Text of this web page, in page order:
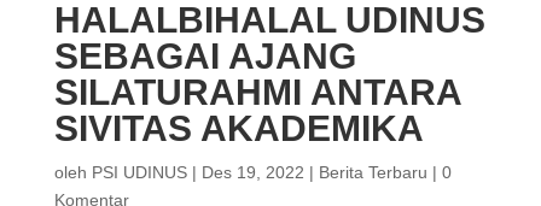
HALALBIHALAL UDINUS
SEBAGAI AJANG
SILATURAHMI ANTARA
SIVITAS AKADEMIKA
oleh PSI UDINUS| Des 19, 2022 | Berita Terbaru | 0
Komentar